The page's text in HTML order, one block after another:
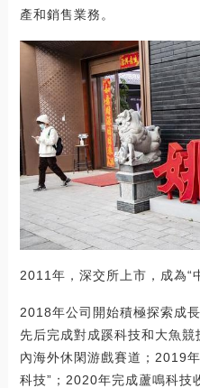
產和銷售業務。
2011年，深交所上市，成為“
2018年公司開始積極探索成
先后完成對成蹊科技和大魚
內海外休閑游戲賽道；2019
科技”；2020年完成蘆鳴科技